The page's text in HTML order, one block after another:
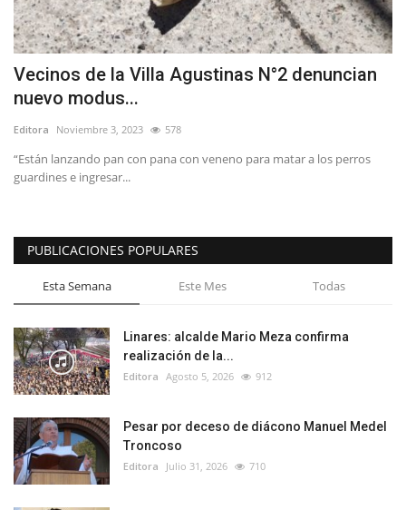
Deporte
Política
Espectáculos
Vecinos de la Villa Agustinas N°2 denuncian
nuevo modus...
Editora Noviembre 3, 2023 578
“Están lanzando pan con pana con veneno para matar a los perros
guardines e ingresar...
PUBLICACIONES POPULARES
Esta Semana Este Mes Todas
Linares: alcalde Mario Meza confirma
realización de la...
Editora Agosto 5, 2026 912
Pesar por deceso de diácono Manuel Medel
Troncoso
Editora Julio 31, 2026 710